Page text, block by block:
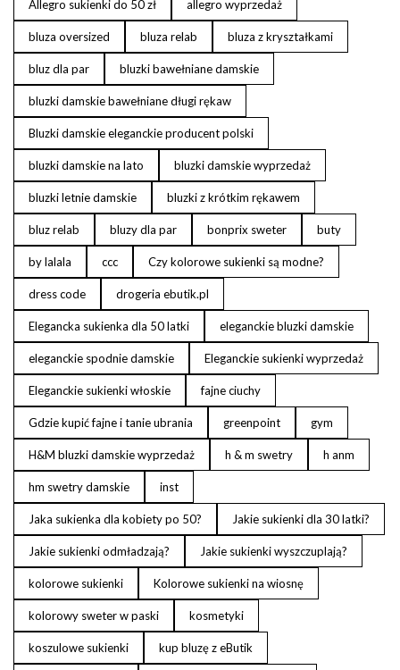
Allegro sukienki do 50 zł allegro wyprzedaż
bluza oversized bluza relab bluza z kryształkami
bluz dla par bluzki bawełniane damskie
bluzki damskie bawełniane długi rękaw
Bluzki damskie eleganckie producent polski
bluzki damskie na lato bluzki damskie wyprzedaż
bluzki letnie damskie bluzki z krótkim rękawem
bluz relab bluzy dla par bonprix sweter buty
by lalala ccc Czy kolorowe sukienki są modne?
dress code drogeria ebutik.pl
Elegancka sukienka dla 50 latki eleganckie bluzki damskie
eleganckie spodnie damskie Eleganckie sukienki wyprzedaż
Eleganckie sukienki włoskie fajne ciuchy
Gdzie kupić fajne i tanie ubrania greenpoint gym
H&M bluzki damskie wyprzedaż h & m swetry h anm
hm swetry damskie inst
Jaka sukienka dla kobiety po 50? Jakie sukienki dla 30 latki?
Jakie sukienki odmładzają? Jakie sukienki wyszczuplają?
kolorowe sukienki Kolorowe sukienki na wiosnę
kolorowy sweter w paski kosmetyki
koszulowe sukienki kup bluzę z eButik